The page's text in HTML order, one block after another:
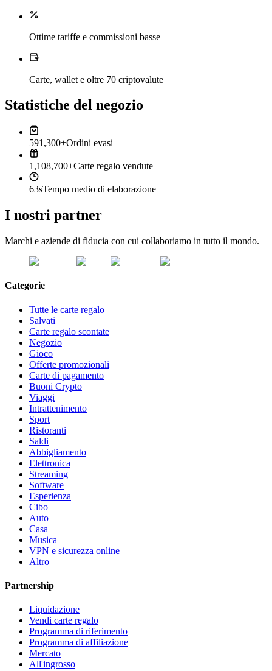
Ottime tariffe e commissioni basse
Carte, wallet e oltre 70 criptovalute
Statistiche del negozio
591,300+Ordini evasi
1,108,700+Carte regalo vendute
63sTempo medio di elaborazione
I nostri partner
Marchi e aziende di fiducia con cui collaboriamo in tutto il mondo.
Categorie
Tutte le carte regalo
Salvati
Carte regalo scontate
Negozio
Gioco
Offerte promozionali
Carte di pagamento
Buoni Crypto
Viaggi
Intrattenimento
Sport
Ristoranti
Saldi
Abbigliamento
Elettronica
Streaming
Software
Esperienza
Cibo
Auto
Casa
Musica
VPN e sicurezza online
Altro
Partnership
Liquidazione
Vendi carte regalo
Programma di riferimento
Programma di affiliazione
Mercato
All'ingrosso